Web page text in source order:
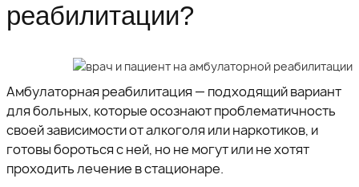
реабилитации?
Амбулаторная реабилитация — подходящий вариант
для больных, которые осознают проблематичность
своей зависимости от алкоголя или наркотиков, и
готовы бороться с ней, но не могут или не хотят
проходить лечение в стационаре.